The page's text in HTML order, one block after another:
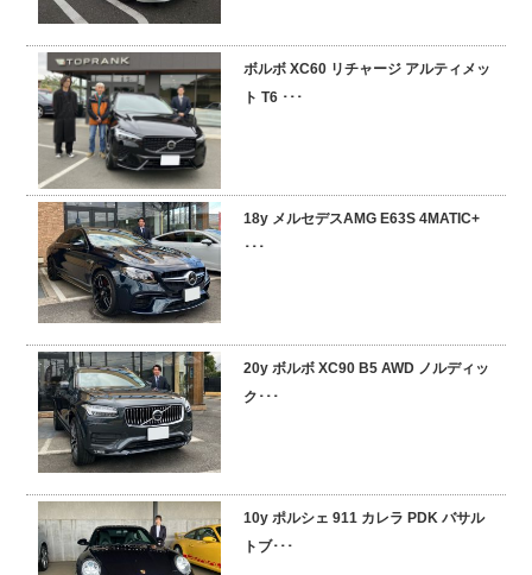
ボルボ XC60 リチャージ アルティメッ
ト T6 ･･･
18y メルセデスAMG E63S 4MATIC+
･･･
20y ボルボ XC90 B5 AWD ノルディッ
ク･･･
10y ポルシェ 911 カレラ PDK バサル
トブ･･･